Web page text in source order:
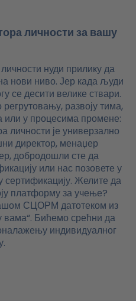
личности за вашу
нуди прилику да
нови ниво. Јер када људи
се десити велике ствари.
развоју тима,
или у процесима промене:
личности је универзално
директор, менаџер
добродошли сте да
или нас позовете у
сертификацију. Желите да
платформу за учење?
СЦОРМ датотеком из
вама“. Бићемо срећни да
индивидуалног